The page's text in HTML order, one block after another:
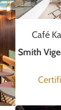
Café
Smith